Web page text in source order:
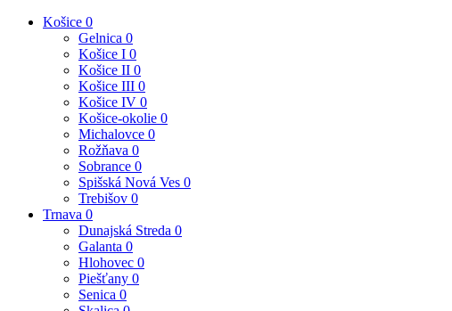
Košice 0
Gelnica 0
Košice I 0
Košice II 0
Košice III 0
Košice IV 0
Košice-okolie 0
Michalovce 0
Rožňava 0
Sobrance 0
Spišská Nová Ves 0
Trebišov 0
Trnava 0
Dunajská Streda 0
Galanta 0
Hlohovec 0
Piešťany 0
Senica 0